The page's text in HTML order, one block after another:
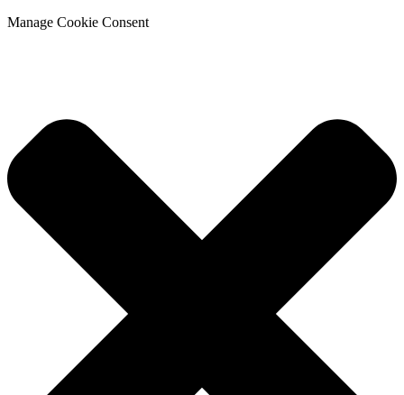
Manage Cookie Consent